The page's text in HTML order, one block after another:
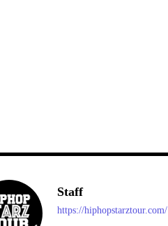
Staff
https://hiphopstarztour.com/